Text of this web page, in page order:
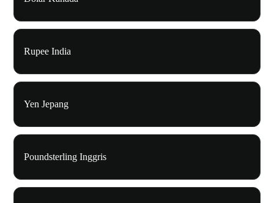
Rupee India
Yen Jepang
Poundsterling Inggris